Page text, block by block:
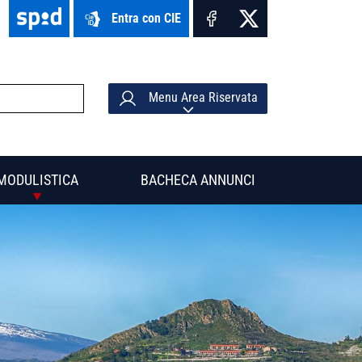
Entra con CIE
Menu Area Riservata
BACHECA ANNUNCI